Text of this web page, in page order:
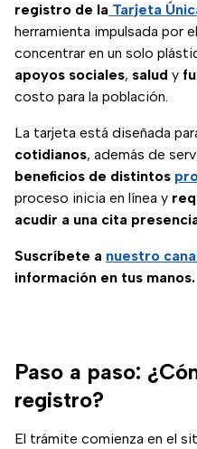
registro de la Tarjeta
herramienta impulsada por
concentrar en un solo
apoyos sociales, salud y
costo para la población.
La tarjeta está diseñada
cotidianos, además de
beneficios de distintos
proceso inicia en línea y
acudir a una cita
Suscríbete a nuestro
información en tus manos.
Paso a paso:
registro?
El trámite comienza en el